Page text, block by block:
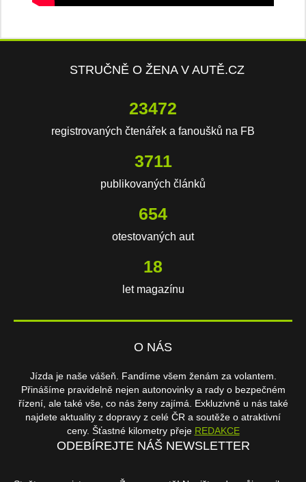
STRUČNĚ O ŽENA V AUTĚ.CZ
23472
registrovaných čtenářek a fanoušků na FB
3711
publikovaných článků
654
otestovaných aut
18
let magazínu
O NÁS
Jízda je naše vášeň. Fandíme všem ženám za volantem.
Přinášíme pravidelně nejen autonovinky a rady o bezpečném
řízení, ale také vše, co nás ženy zajímá. Exkluzivně u nás také
najdete aktuality z dopravy z celé ČR a soutěže o atraktivní
ceny. Šťastné kilometry přeje REDAKCE
ODEBÍREJTE NÁŠ NEWSLETTER